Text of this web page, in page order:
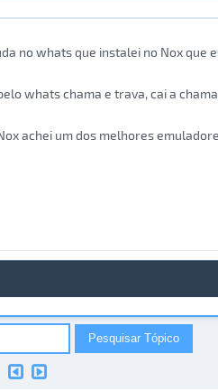
no whats que instalei no Nox que
whats chama e trava, cai a
achei um dos melhores